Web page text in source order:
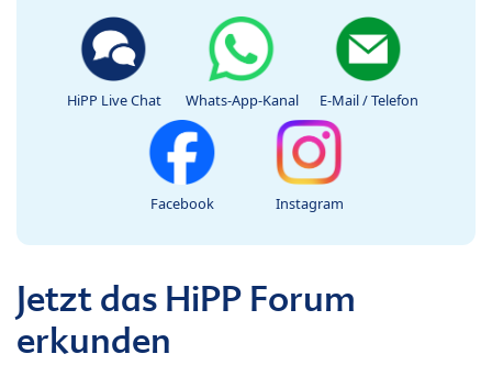
HiPP Live Chat Whats-App-Kanal E-Mail / Telefon
Facebook Instagram
Jetzt das HiPP Forum
erkunden